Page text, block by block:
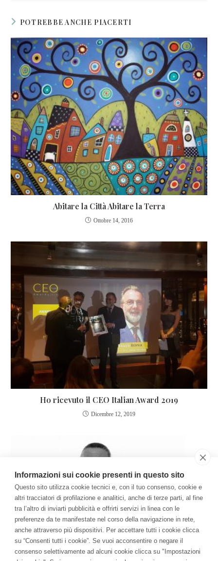
POTREBBE ANCHE PIACERTI
Abitare la Città Abitare la Terra
Ottobre 14, 2016
Ho ricevuto il CEO Italian Award 2019
Dicembre 12, 2019
Informazioni sui cookie presenti in questo sito
Questo sito utilizza cookie tecnici e, con il tuo consenso, cookie e
altri tracciatori di profilazione e analitici, anche di terze parti, al fine
tra l’altro di inviarti pubblicità e offrirti servizi in linea con le
preferenze da te manifestate nel corso della navigazione in rete,
anche attraverso più dispositivi. Per accettare tutti i cookie clicca
su “Consenti tutti i cookie”. Se vuoi acconsentire o negare il
consenso selettivamente ad alcuni cookie clicca su "Impostazioni